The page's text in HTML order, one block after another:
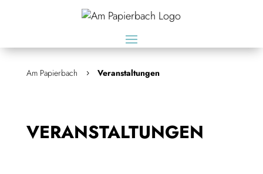
Am Papierbach 5 Veranstaltungen
VERANSTALTUNGEN